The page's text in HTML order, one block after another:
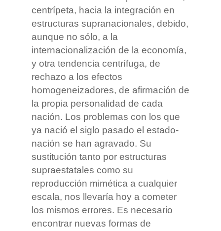
centrípeta, hacia la integración en
estructuras supranacionales, debido,
aunque no sólo, a la
internacionalización de la economía,
y otra tendencia centrífuga, de
rechazo a los efectos
homogeneizadores, de afirmación de
la propia personalidad de cada
nación. Los problemas con los que
ya nació el siglo pasado el estado-
nación se han agravado. Su
sustitución tanto por estructuras
supraestatales como su
reproducción mimética a cualquier
escala, nos llevaría hoy a cometer
los mismos errores. Es necesario
encontrar nuevas formas de